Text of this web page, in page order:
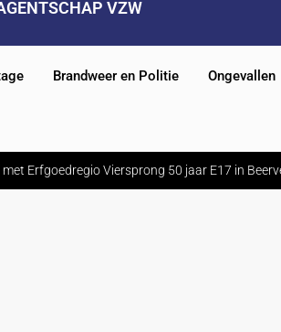
VZW
Brandweer en Politie Ongevallen
met Erfgoedregio Viersprong 50 jaar E17 in